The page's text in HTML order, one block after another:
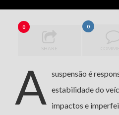
0
SHARE
0
A suspensão é
estabilidade do
impactos e